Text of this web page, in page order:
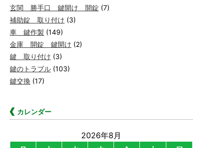
玄関 勝手口 鍵開け 開錠 (7)
補助錠 取り付け (3)
車 鍵作製 (149)
金庫 開錠 鍵開け (2)
鍵 取り付け (3)
鍵のトラブル (103)
鍵交換 (17)
カレンダー
2026年8月